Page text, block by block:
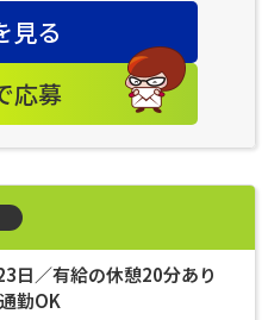
見る
応募
日／有給の休憩20分あり
勤OK